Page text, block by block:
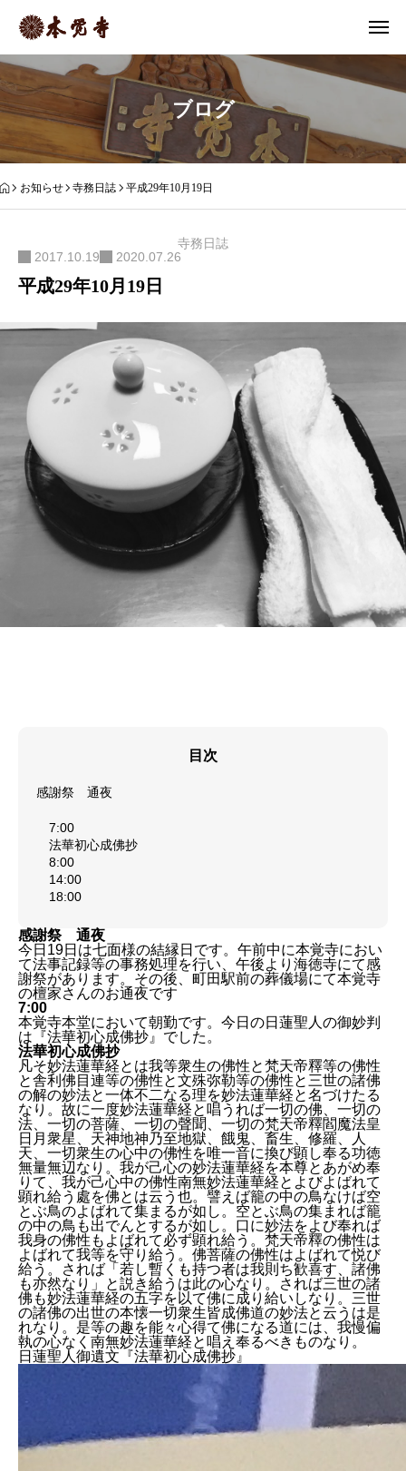
ブログ
お知らせ 寺務日誌 平成29年10月19日
寺務日誌
2017.10.19 2020.07.26
平成29年10月19日
目次
感謝祭 通夜
7:00
法華初心成佛抄
8:00
14:00
18:00
感謝祭 通夜
今日19日は七面様の結縁日です。午前中に本覚寺におい
て法事記録等の事務処理を行い、午後より海徳寺にて感
謝祭があります。その後、町田駅前の葬儀場にて本覚寺
の檀家さんのお通夜です
7:00
本覚寺本堂において朝勤です。今日の日蓮聖人の御妙判
は『法華初心成佛抄』でした。
法華初心成佛抄
凡そ妙法蓮華経とは我等衆生の佛性と梵天帝釋等の佛性
と舎利佛目連等の佛性と文殊弥勒等の佛性と三世の諸佛
の解の妙法と一体不二なる理を妙法蓮華経と名づけたる
なり。故に一度妙法蓮華経と唱うれば一切の佛、一切の
法、一切の菩薩、一切の聲聞、一切の梵天帝釋閻魔法皇
日月衆星、天神地神乃至地獄、餓鬼、畜生、修羅、人
天、一切衆生の心中の佛性を唯一音に換び顕し奉る功徳
無量無辺なり。我が己心の妙法蓮華経を本尊とあがめ奉
りて、我が己心中の佛性南無妙法蓮華経とよびよばれて
顕れ給う處を佛とは云う也。譬えば籠の中の鳥なけば空
とぶ鳥のよばれて集まるが如し。空とぶ鳥の集まれば籠
の中の鳥も出でんとするが如し。口に妙法をよび奉れば
我身の佛性もよばれて必ず顕れ給う。梵天帝釋の佛性は
よばれて我等を守り給う。佛菩薩の佛性はよばれて悦び
給う。されば「若し暫くも持つ者は我則ち歓喜す、諸佛
も亦然なり」と説き給うは此の心なり。されば三世の諸
佛も妙法蓮華経の五字を以て佛に成り給いしなり。三世
の諸佛の出世の本懐一切衆生皆成佛道の妙法と云うは是
れなり。是等の趣を能々心得て佛になる道には、我慢偏
執の心なく南無妙法蓮華経と唱え奉るべきものなり。
日蓮聖人御遺文『法華初心成佛抄』